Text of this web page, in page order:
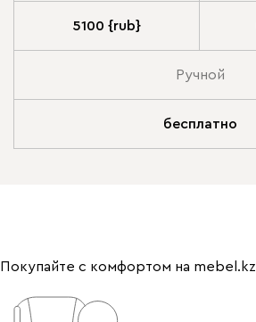
5100 {rub}
Ручной
бесплатно
Покупайте с комфортом на mebel.kz